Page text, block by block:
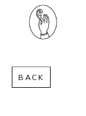
BACK